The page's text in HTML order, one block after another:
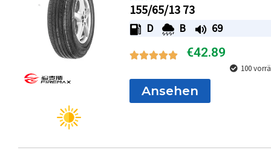
155/65/13 73
D B 69
€42.89
100
Ansehen